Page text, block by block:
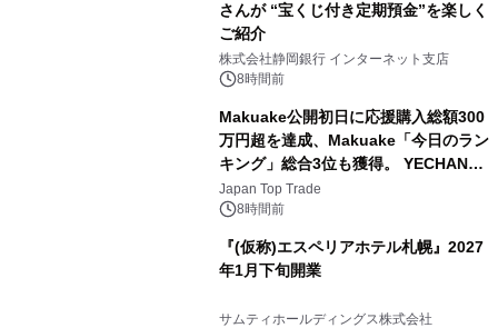
さんが “宝くじ付き定期預金”を楽しく
ご紹介
株式会社静岡銀行 インターネット支店
8時間前
Makuake公開初日に応援購入総額300
万円超を達成、Makuake「今日のラン
キング」総合3位も獲得。 YECHAN音
浴シンギングボウル第2弾の大型サイ
ズ（XL・2XL・3XL）を先行販売中
Japan Top Trade
8時間前
『(仮称)エスペリアホテル札幌』2027
年1月下旬開業
サムティホールディングス株式会社